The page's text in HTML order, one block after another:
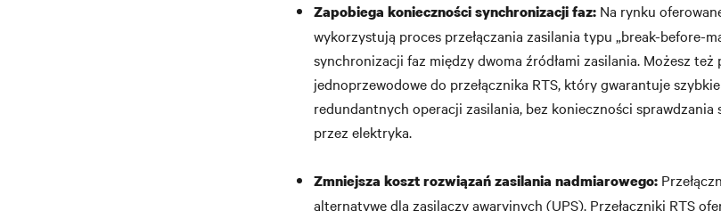
Zapobiega konieczności synchronizacji faz: Na rynku
wykorzystują proces przełączania zasilania typu „break-before-
synchronizacji faz między dwoma źródłami zasilania. Możesz
jednoprzewodowe do przełącznika RTS, który gwarantuje
redundantnych operacji zasilania, bez konieczności sprawdzania
przez elektryka.
Zmniejsza koszt rozwiązań zasilania nadmiarowego:
alternatywę dla zasilaczy awaryjnych (UPS). Przełączniki RTS